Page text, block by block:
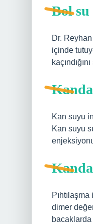
Bol su
Dr.
içinde
Kan suyu
Kan suyu
Kanda
dimer
bacaklarda